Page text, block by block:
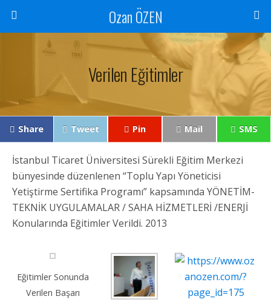
Ozan ÖZEN
Verilen Eğitimler
Share Tweet Pin Mail SMS
İstanbul Ticaret Üniversitesi Sürekli Eğitim Merkezi
bünyesinde düzenlenen “Toplu Yapı Yöneticisi
Yetiştirme Sertifika Programı” kapsamında YÖNETİM-
TEKNİK UYGULAMALAR / SAHA HİZMETLERİ /ENERJİ
Konularında Eğitimler Verildi. 2013
Eğitimler Sonunda
Verilen Başarı